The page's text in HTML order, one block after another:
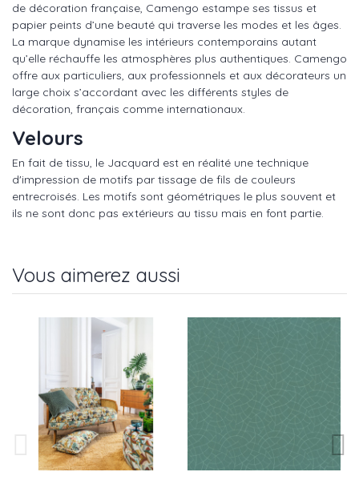
de décoration française, Camengo estampe ses tissus et
papier peints d’une beauté qui traverse les modes et les âges.
La marque dynamise les intérieurs contemporains autant
qu’elle réchauffe les atmosphères plus authentiques. Camengo
offre aux particuliers, aux professionnels et aux décorateurs un
large choix s’accordant avec les différents styles de
décoration, français comme internationaux.
Velours
En fait de tissu, le Jacquard est en réalité une technique
d'impression de motifs par tissage de fils de couleurs
entrecroisés. Les motifs sont géométriques le plus souvent et
ils ne sont donc pas extérieurs au tissu mais en font partie.
Vous aimerez aussi